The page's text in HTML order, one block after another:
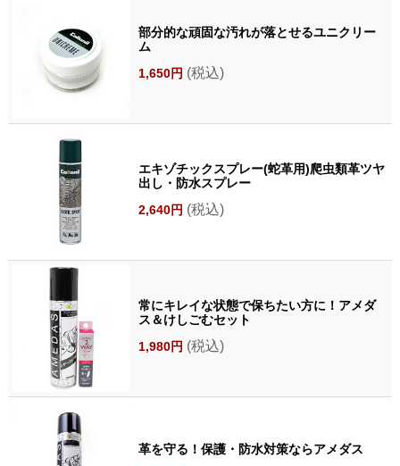
部分的な頑固な汚れが落とせるユニクリー
ム
1,650円 (税込)
エキゾチックスプレー(蛇革用)爬虫類革ツヤ
出し・防水スプレー
2,640円 (税込)
常にキレイな状態で保ちたい方に！アメダ
ス＆けしごむセット
1,980円 (税込)
革を守る！保護・防水対策ならアメダス